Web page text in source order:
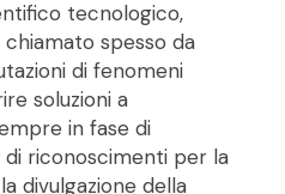
tecnologico,
chiamato spesso da
di fenomeni
soluzioni a
in fase di
di riconoscimenti per la
divulgazione della